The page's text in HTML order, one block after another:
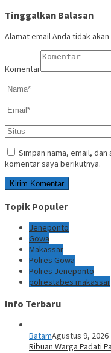
Tinggalkan Balasan
Alamat email Anda tidak
Komentar
Simpan nama, email,
komentar saya berikutnya.
Topik Populer
Jeneponto
Gowa
Makassar
Polres Gowa
Polres Jeneponto
polrestabes makassar
Info Terbaru
BatamAgustus 9, 2026
Ribuan Warga Padati